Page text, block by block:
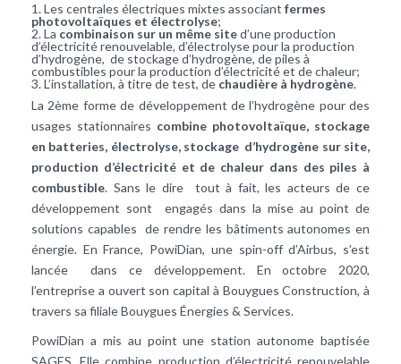
Les centrales électriques mixtes associant fermes
photovoltaïques et électrolyse;
La combinaison sur un même sited’une production
d’électricité renouvelable, d’électrolyse pour la production
d’hydrogène, de stockage d’hydrogène, de piles à
combustibles pour la production d’électricité et de chaleur;
L’installation, à titre de test, de chaudière à hydrogène.
La 2ème forme de développement de l’hydrogène pour des
usages stationnaires combine photovoltaïque, stockage
en batteries, électrolyse, stockage d’hydrogène sur site,
production d’électricité et de chaleur dans des piles à
combustible. Sans le dire tout à fait, les acteurs de ce
développement sont engagés dans la mise au point de
solutions capables de rendre les bâtiments autonomes en
énergie. En France, PowiDian, une spin-off d’Airbus, s’est
lancée dans ce développement. En octobre 2020,
l’entreprise a ouvert son capital à Bouygues Construction, à
travers sa filiale Bouygues Énergies & Services.
PowiDian a mis au point une station autonome baptisée